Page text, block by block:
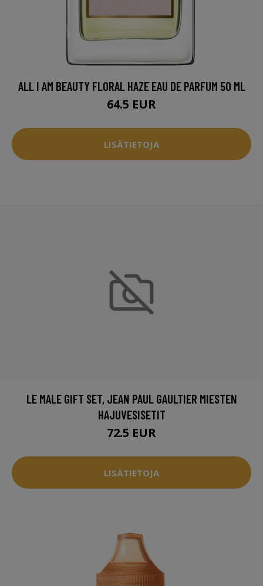
ALL I AM BEAUTY FLORAL HAZE EAU DE PARFUM 50 ML
64.5 EUR
LISÄTIETOJA
LE MALE GIFT SET, JEAN PAUL GAULTIER MIESTEN
HAJUVESISETIT
72.5 EUR
LISÄTIETOJA